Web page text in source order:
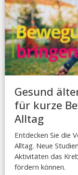
Gesund
für kurze
Alltag
Entdecken Sie die
Alltag. Neue
Aktivitäten das
fördern können.